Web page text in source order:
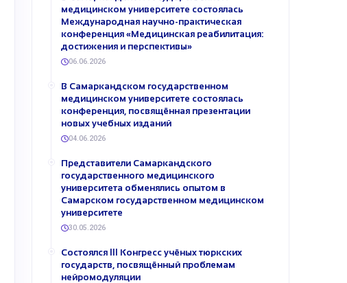
медицинском университете состоялась
Международная научно-практическая
конференция «Медицинская реабилитация:
достижения и перспективы»
06.06.2026
В Самаркандском государственном
медицинском университете состоялась
конференция, посвящённая презентации
новых учебных изданий
04.06.2026
Представители Самаркандского
государственного медицинского
университета обменялись опытом в
Самарском государственном медицинском
университете
30.05.2026
Состоялся III Конгресс учёных тюркских
государств, посвящённый проблемам
нейромодуляции